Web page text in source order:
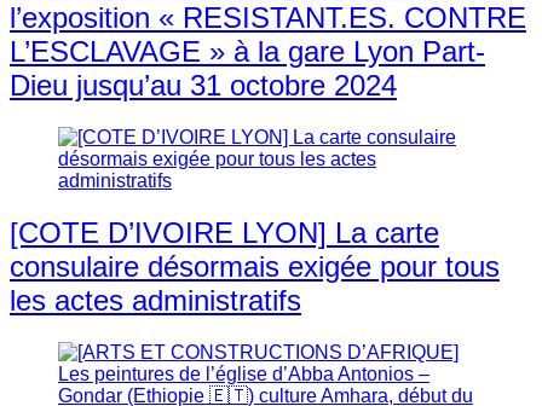
l’exposition « RESISTANT.ES. CONTRE
L’ESCLAVAGE » à la gare Lyon Part-
Dieu jusqu’au 31 octobre 2024
[COTE D’IVOIRE LYON] La carte
consulaire désormais exigée pour tous
les actes administratifs